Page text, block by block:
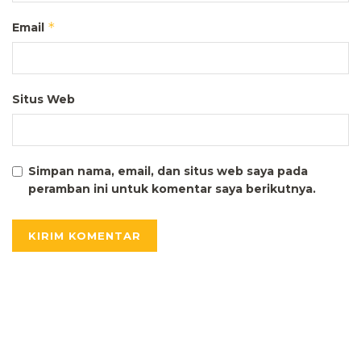
Email *
Situs Web
Simpan nama, email, dan situs web saya pada
peramban ini untuk komentar saya berikutnya.